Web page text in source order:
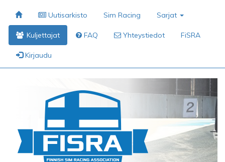
Uutisarkisto Sim Racing Sarjat
Kuljettajat FAQ Yhteystiedot FiSRA
Kirjaudu